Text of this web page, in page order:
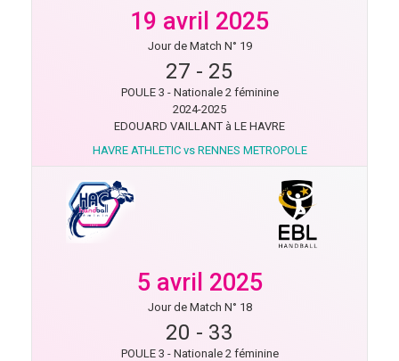
19 avril 2025
Jour de Match N° 19
27 - 25
POULE 3 - Nationale 2 féminine
2024-2025
EDOUARD VAILLANT à LE HAVRE
HAVRE ATHLETIC vs RENNES METROPOLE
5 avril 2025
Jour de Match N° 18
20 - 33
POULE 3 - Nationale 2 féminine